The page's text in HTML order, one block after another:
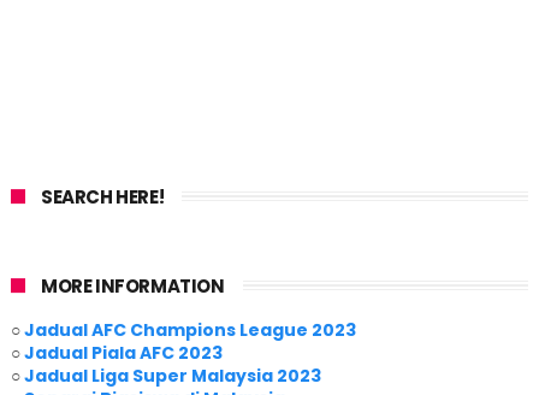
SEARCH HERE!
MORE INFORMATION
○Jadual AFC Champions League 2023
○Jadual Piala AFC 2023
○Jadual Liga Super Malaysia 2023